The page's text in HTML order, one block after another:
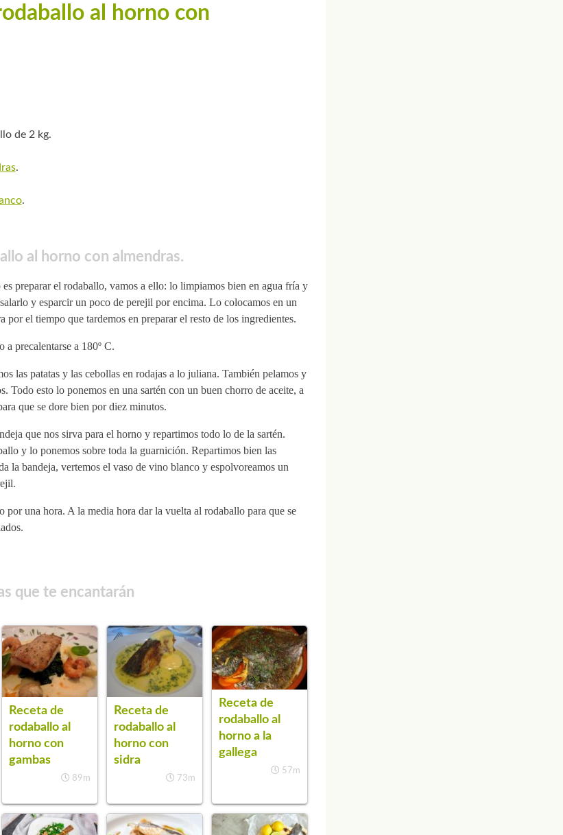
al horno con
de 2 kg.
.
.
al horno con almendras.
preparar el rodaballo, vamos a ello: lo limpiamos bien en agua fría y
y esparcir un poco de perejil por encima. Lo colocamos en un
por el tiempo que tardemos en preparar el resto de los ingredientes.
a precalentarse a 180º C.
las patatas y las cebollas en rodajas a lo juliana. También pelamos y
Todo esto lo ponemos en una sartén con un buen chorro de aceite, a
que se dore bien por diez minutos.
que nos sirva para el horno y repartimos todo lo de la sartén.
y lo ponemos sobre toda la guarnición. Repartimos bien las
la bandeja, vertemos el vaso de vino blanco y espolvoreamos un
por una hora. A la media hora dar la vuelta al rodaballo para que se
que te encantarán
Receta de
rodaballo al
horno con
gambas
89m
Receta de
rodaballo al
horno con
sidra
73m
Receta de
rodaballo al
horno a la
gallega
57m